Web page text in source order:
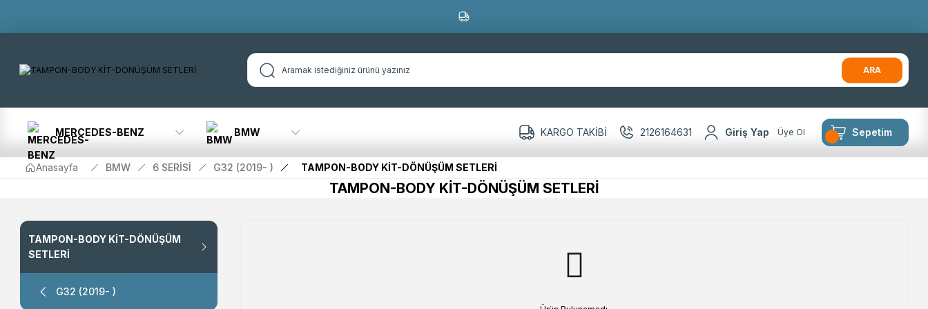
ARA
MERCEDES-BENZ BMW KARGO TAKIBI 2126164631 Giriş Yap Üye Ol Sepetim
Anasayfa BMW 6 SERİSİ G32 (2019- ) TAMPON-BODY KİT-DÖNÜŞÜM SETLERİ
TAMPON-BODY KİT-DÖNÜŞÜM SETLERİ
TAMPON-BODY KİT-DÖNÜŞÜM
SETLERİ
G32 (2019- )